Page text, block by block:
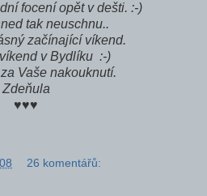
focení opět v dešti. :-)
tak neuschnu..
začínající víkend.
v Bydlíku :-)
Vaše nakouknutí.
Zdeňula
♥♥♥
26 komentářů: